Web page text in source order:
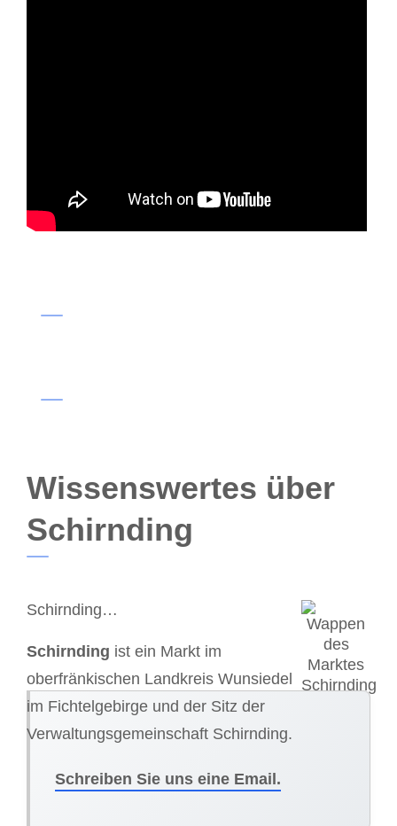
Wissenswertes über
Schirnding
Schirnding…
Schirnding ist ein Markt im
oberfränkischen Landkreis Wunsiedel
im Fichtelgebirge und der Sitz der
Verwaltungsgemeinschaft Schirnding.
Schreiben Sie uns eine Email.